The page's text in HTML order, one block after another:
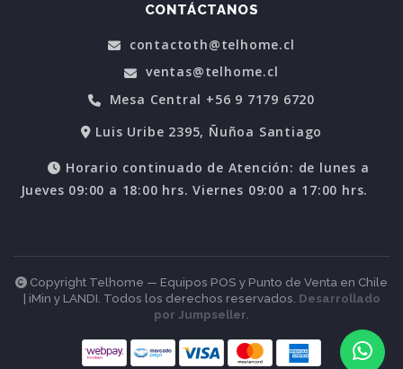
CONTÁCTANOS
contactoth@telhome.cl
ventas@telhome.cl
Mesa Central +56 9 7179 6720
Luis Uribe 2395, Ñuñoa Santiago
Horario continuado de Atención: de lunes a
Jueves 09:00 a 18:00 hrs. Viernes 09:00 a 17:00 hrs.
Copyright Telhome — Equipos POS y Punto de Venta en Chile
| iMin y LANDI. Todos los derechos reservados. Desarrollado
por Jumpseller